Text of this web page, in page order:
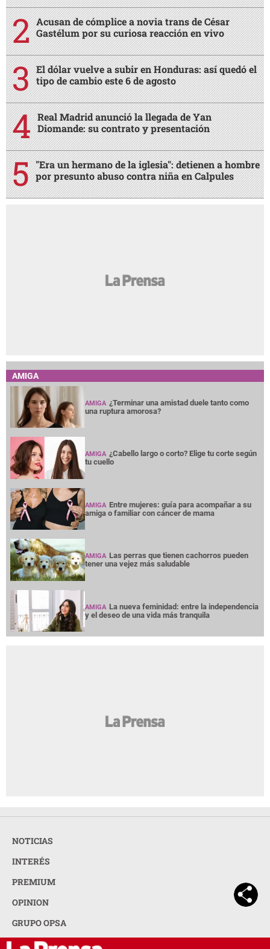
Acusan de cómplice a novia trans de César
Gastélum por su curiosa reacción en vivo
El dólar vuelve a subir en Honduras: así quedó el
tipo de cambio este 6 de agosto
Real Madrid anunció la llegada de Yan
Diomande: su contrato y presentación
"Era un hermano de la iglesia": detienen a hombre
por presunto abuso contra niña en Calpules
AMIGA
AMIGA ¿Terminar una amistad duele tanto como
una ruptura amorosa?
AMIGA ¿Cabello largo o corto? Elige tu corte según
tu cuello
AMIGA Entre mujeres: guía para acompañar a su
amiga o familiar con cáncer de mama
AMIGA Las perras que tienen cachorros pueden
tener una vejez más saludable
AMIGA La nueva feminidad: entre la independencia
y el deseo de una vida más tranquila
NOTICIAS
INTERÉS
PREMIUM
OPINION
GRUPO OPSA